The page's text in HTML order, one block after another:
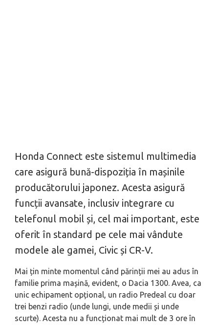
Honda Connect este sistemul multimedia
care asigură bună-dispoziția în mașinile
producătorului japonez. Acesta asigură
funcții avansate, inclusiv integrare cu
telefonul mobil și, cel mai important, este
oferit în standard pe cele mai vândute
modele ale gamei, Civic și CR-V.
Mai țin minte momentul când părinții mei au adus în
familie prima mașină, evident, o Dacia 1300. Avea, ca
unic echipament opțional, un radio Predeal cu doar
trei benzi radio (unde lungi, unde medii și unde
scurte). Acesta nu a funcționat mai mult de 3 ore în